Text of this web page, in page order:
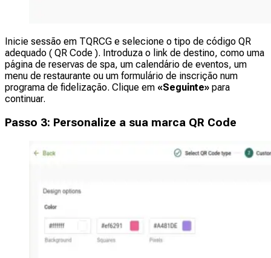
Inicie sessão em TQRCG e selecione o tipo de código QR
adequado ( QR Code ). Introduza o link de destino, como uma
página de reservas de spa, um calendário de eventos, um
menu de restaurante ou um formulário de inscrição num
programa de fidelização. Clique em «Seguinte» para
continuar.
Passo 3: Personalize a sua marca QR Code